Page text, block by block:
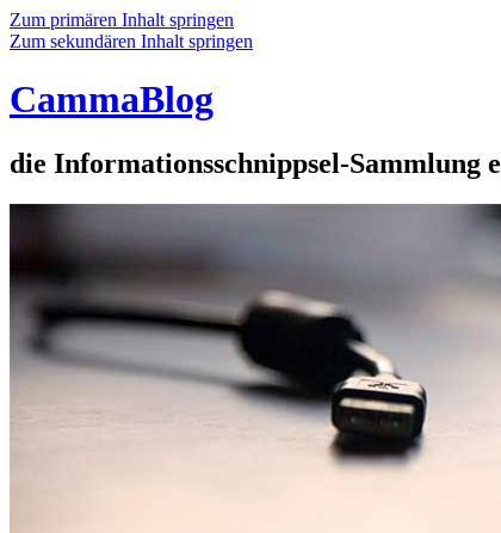
Zum primären Inhalt springen
Zum sekundären Inhalt springen
CammaBlog
die Informationsschnippsel-Sammlung